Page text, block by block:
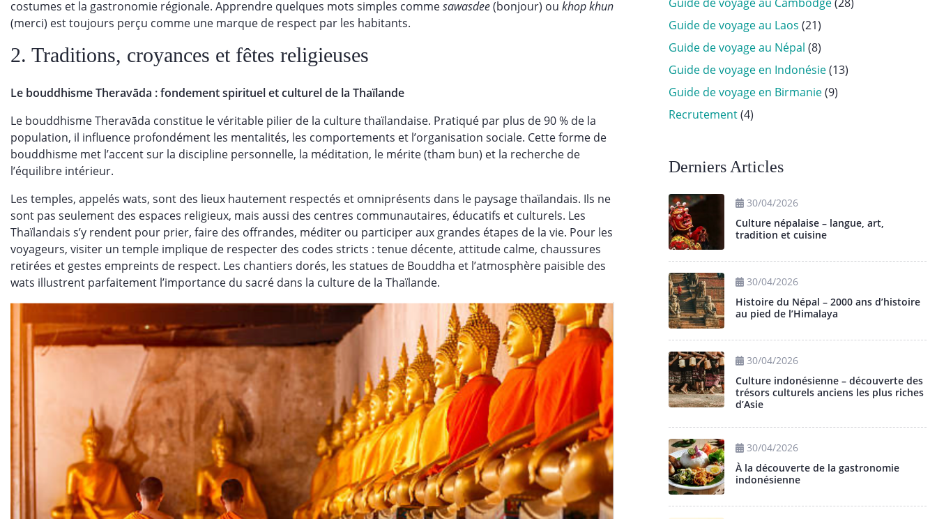
costumes et la gastronomie régionale. Apprendre quelques mots simples commesawasdee(bonjour) ou khop khun
(merci) est toujours perçu comme une marque de respect par les habitants.
2. Traditions, croyances et fêtes religieuses
Le bouddhisme Theravāda : fondement spirituel et culturel de la Thaïlande
Le bouddhisme Theravāda constitue le véritable pilier de la culture thaïlandaise. Pratiqué par plus de 90 % de la
population, il influence profondément les mentalités, les comportements et l’organisation sociale. Cette forme de
bouddhisme met l’accent sur la discipline personnelle, la méditation, le mérite (tham bun) et la recherche de
l’équilibre intérieur.
Les temples, appelés wats, sont des lieux hautement respectés et omniprésents dans le paysage thaïlandais. Ils ne
sont pas seulement des espaces religieux, mais aussi des centres communautaires, éducatifs et culturels. Les
Thaïlandais s’y rendent pour prier, faire des offrandes, méditer ou participer aux grandes étapes de la vie. Pour les
voyageurs, visiter un temple implique de respecter des codes stricts : tenue décente, attitude calme, chaussures
retirées et gestes empreints de respect. Les chantiers dorés, les statues de Bouddha et l’atmosphère paisible des
wats illustrent parfaitement l’importance du sacré dans la culture de la Thaïlande.
Guide de voyage au Laos (21)
Guide de voyage au Népal (8)
Guide de voyage en Indonésie(13)
Guide de voyage en Birmanie(9)
Recrutement(4)
Derniers Articles
30/04/2026
Culture népalaise – langue, art,
tradition et cuisine
30/04/2026
Histoire du Népal – 2000 ans d’histoire
au pied de l’Himalaya
30/04/2026
Culture indonésienne – découverte des
trésors culturels anciens les plus riches
d’Asie
30/04/2026
À la découverte de la gastronomie
indonésienne